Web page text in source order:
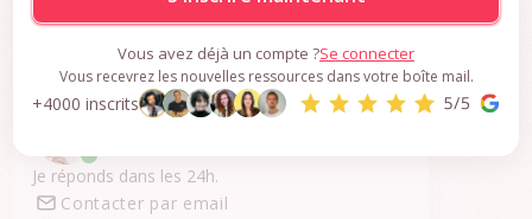
Vous avez déjà un compte ?Se connecter
Vous recevrez les nouvelles ressources dans votre boîte mail.
+4000 inscrits
S'inscrire gratuitement
Je réponds dans les 24h.
Contacter par email